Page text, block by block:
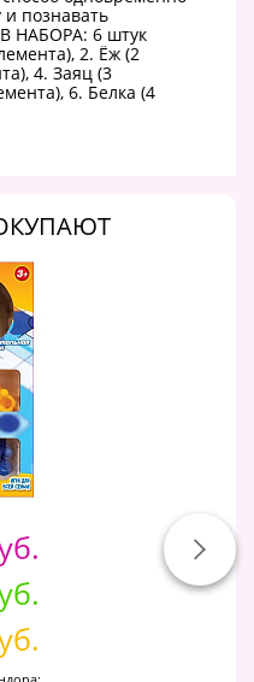
и познавать
НАБОРА: 6 штук
2. Ёж (2
4. Заяц (3
6. Белка (4